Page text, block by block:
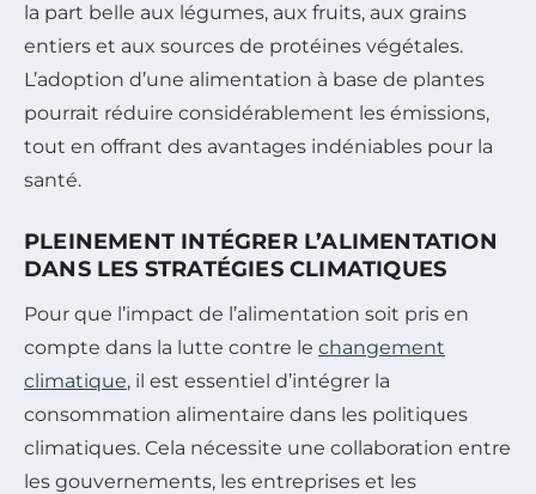
la part belle aux légumes, aux fruits, aux grains
entiers et aux sources de protéines végétales.
L’adoption d’une alimentation à base de plantes
pourrait réduire considérablement les émissions,
tout en offrant des avantages indéniables pour la
santé.
PLEINEMENT INTÉGRER L’ALIMENTATION
DANS LES STRATÉGIES CLIMATIQUES
Pour que l’impact de l’alimentation soit pris en
compte dans la lutte contre le changement
climatique, il est essentiel d’intégrer la
consommation alimentaire dans les politiques
climatiques. Cela nécessite une collaboration entre
les gouvernements, les entreprises et les